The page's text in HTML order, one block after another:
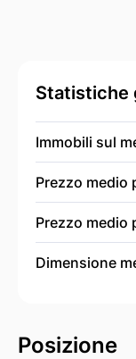
Statistiche
Immobili sul
Prezzo medio
Prezzo medio
Dimensione
Posizione